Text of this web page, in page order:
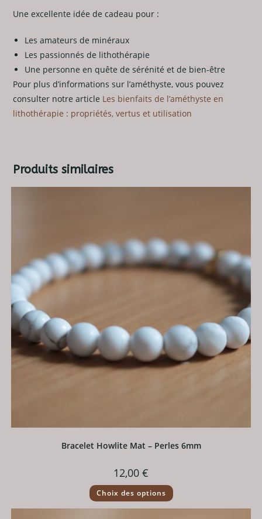
Une excellente idée de cadeau pour :
Les amateurs de minéraux
Les passionnés de lithothérapie
Une personne en quête de sérénité et de bien-être
Pour plus d’informations sur l’améthyste, vous pouvez
consulter notre article Les bienfaits de l’améthyste en
lithothérapie : propriétés, vertus et utilisation
Produits similaires
Bracelet Howlite Mat – Perles 6mm
12,00 €
Choix des options Ce
produit